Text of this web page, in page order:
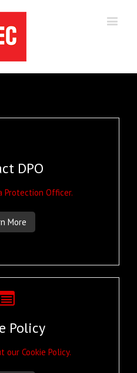
DPO
Protection Officer.
More
Policy
our Cookie Policy.